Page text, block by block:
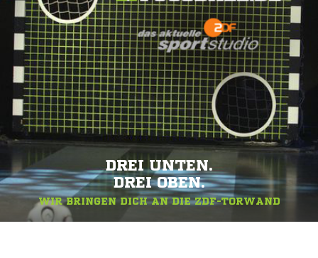
DREI UNTEN.
DREI OBEN.
WIR BRINGEN DICH AN DIE ZDF-TORWAND